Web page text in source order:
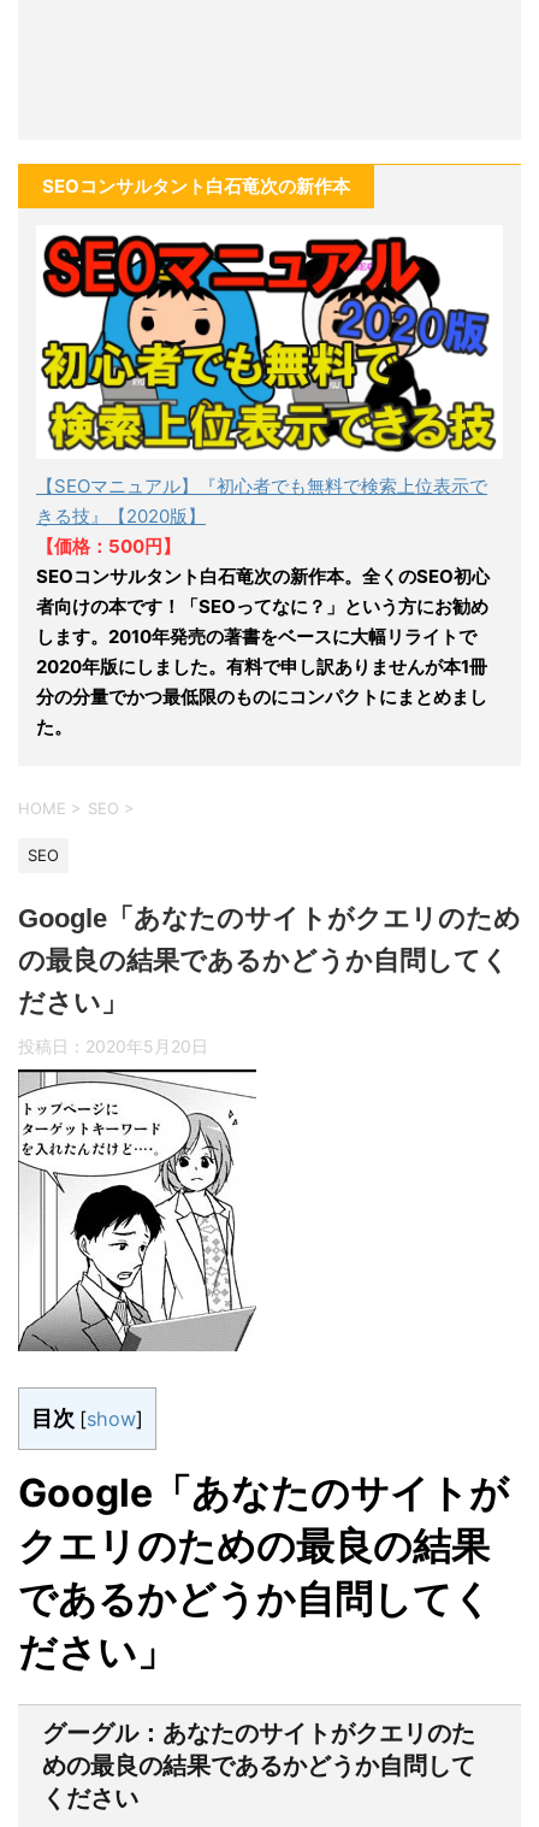
SEOコンサルタント白石竜次の新作本
【SEOマニュアル】『初心者でも無料で検索上位表示で
きる技』【2020版】
【価格：500円】
SEOコンサルタント白石竜次の新作本。全くのSEO初心
者向けの本です！「SEOってなに？」という方にお勧め
します。2010年発売の著書をベースに大幅リライトで
2020年版にしました。有料で申し訳ありませんが本1冊
分の分量でかつ最低限のものにコンパクトにまとめまし
た。
HOME > SEO >
SEO
Google「あなたのサイトがクエリのため
の最良の結果であるかどうか自問してく
ださい」
投稿日： 2020年5月20日
目次 [show]
Google「あなたのサイトが
クエリのための最良の結果
であるかどうか自問してく
ださい」
グーグル：あなたのサイトがクエリのた
めの最良の結果であるかどうか自問して
ください